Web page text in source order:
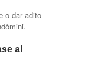
o dar adito
al